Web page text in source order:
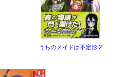
うちのメイドは不定形 2